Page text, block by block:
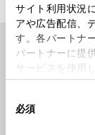
サイト利用状況
アや広告配信、
す。各パートナ
パートナーに提
サービスを使用
使用することが
必須